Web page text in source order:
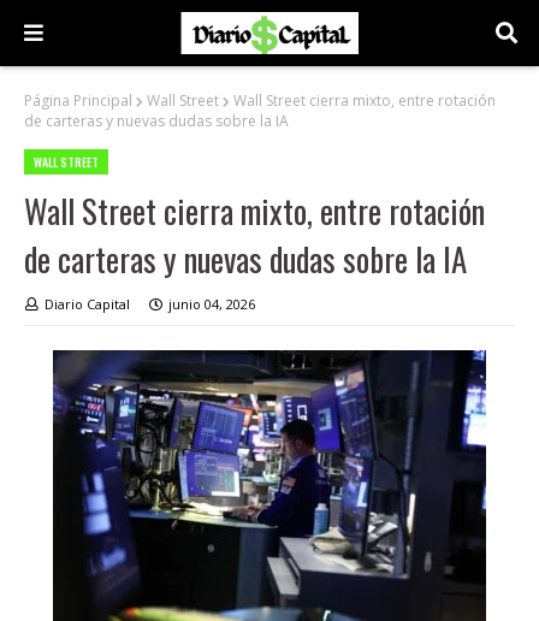
Página Principal Wall Street
Wall Street cierra mixto, entre rotación
de carteras y nuevas dudas sobre la IA
WALL STREET
Wall Street cierra mixto, entre rotación
de carteras y nuevas dudas sobre la IA
Diario Capital junio 04, 2026